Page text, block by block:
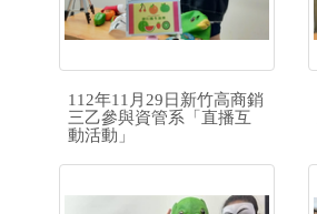
112年11月29日新竹高商銷
三乙參與資管系「直播互
動活動」